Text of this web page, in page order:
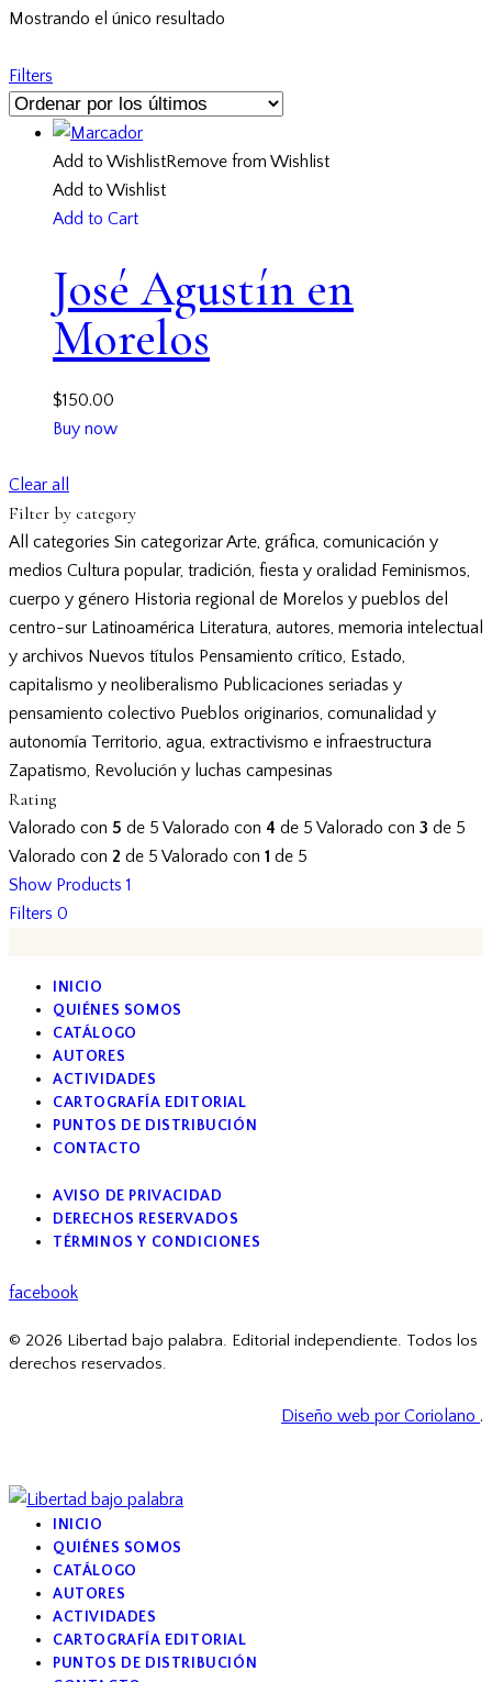
Mostrando el único resultado
Filters
Add to WishlistRemove from Wishlist
Add to Wishlist
Add to Cart
José Agustín en
Morelos
$150.00
Buy now
Clear all
Filter by category
All categories Sin categorizarArte, gráfica, comunicación y
medios Cultura popular, tradición, fiesta y oralidad Feminismos,
cuerpo y género Historia regional de Morelos y pueblos del
centro-sur Latinoamérica Literatura, autores, memoria intelectual
y archivos Nuevos títulos Pensamiento crítico, Estado,
capitalismo y neoliberalismo Publicaciones seriadas y
pensamiento colectivo Pueblos originarios, comunalidad y
autonomía Territorio, agua, extractivismo e infraestructura
Zapatismo, Revolución y luchas campesinas
Rating
Valorado con 5 de 5 Valorado con 4 de 5 Valorado con 3 de 5
Valorado con 2 de 5 Valorado con 1 de 5
Show Products 1
Filters 0
INICIO
QUIÉNES SOMOS
CATÁLOGO
AUTORES
ACTIVIDADES
CARTOGRAFÍA EDITORIAL
PUNTOS DE DISTRIBUCIÓN
CONTACTO
AVISO DE PRIVACIDAD
DERECHOS RESERVADOS
TÉRMINOS Y CONDICIONES
facebook
© 2026 Libertad bajo palabra. Editorial independiente. Todos los
derechos reservados.
Diseño web por Coriolano .
INICIO
QUIÉNES SOMOS
CATÁLOGO
AUTORES
ACTIVIDADES
CARTOGRAFÍA EDITORIAL
PUNTOS DE DISTRIBUCIÓN